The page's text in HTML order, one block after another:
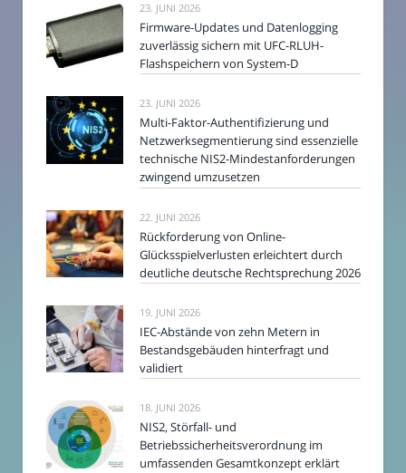
23. JUNI 2026
Firmware-Updates und Datenlogging
zuverlässig sichern mit UFC-RLUH-
Flashspeichern von System-D
23. JUNI 2026
Multi-Faktor-Authentifizierung und
Netzwerksegmentierung sind essenzielle
technische NIS2-Mindestanforderungen
zwingend umzusetzen
22. JUNI 2026
Rückforderung von Online-
Glücksspielverlusten erleichtert durch
deutliche deutsche Rechtsprechung 2026
19. JUNI 2026
IEC-Abstände von zehn Metern in
Bestandsgebäuden hinterfragt und
validiert
18. JUNI 2026
NIS2, Störfall- und
Betriebssicherheitsverordnung im
umfassenden Gesamtkonzept erklärt